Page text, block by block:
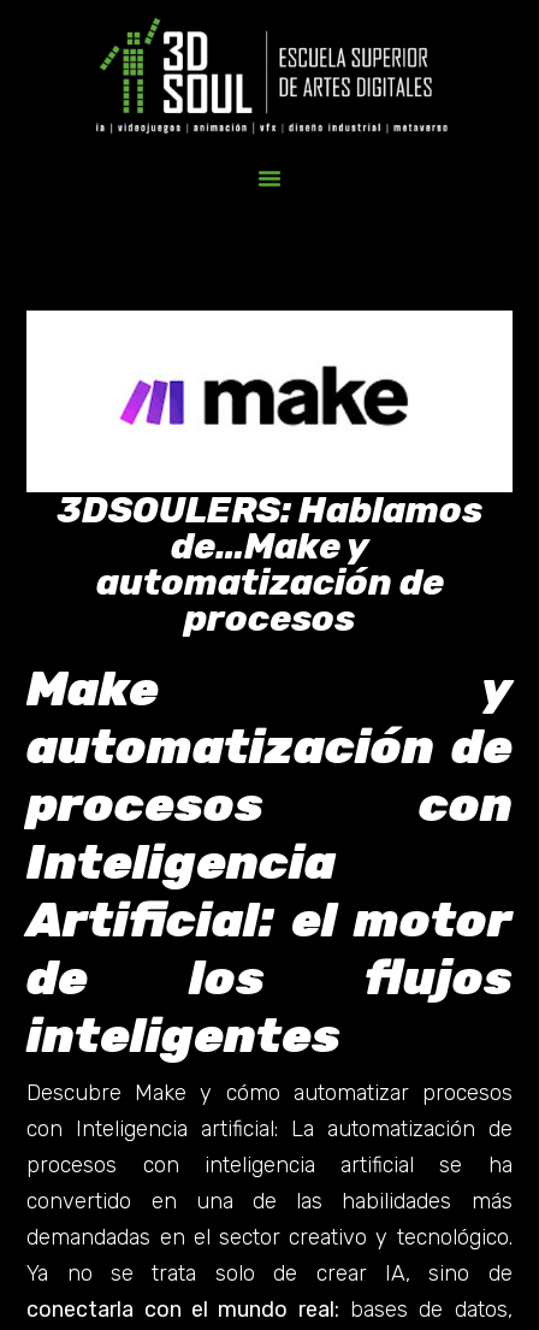
3DSOULERS: Hablamos
de…Make y
automatización de
procesos
Make y
automatización de
procesos con
Inteligencia
Artificial: el motor
de los flujos
inteligentes
Descubre Make y cómo automatizar procesos
con Inteligencia artificial: La automatización de
procesos con inteligencia artificial se ha
convertido en una de las habilidades más
demandadas en el sector creativo y tecnológico.
Ya no se trata solo de crear IA, sino de
conectarla con el mundo real: bases de datos,